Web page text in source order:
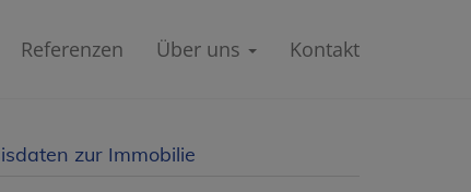
Referenzen Über uns Kontakt
zur Immobilie